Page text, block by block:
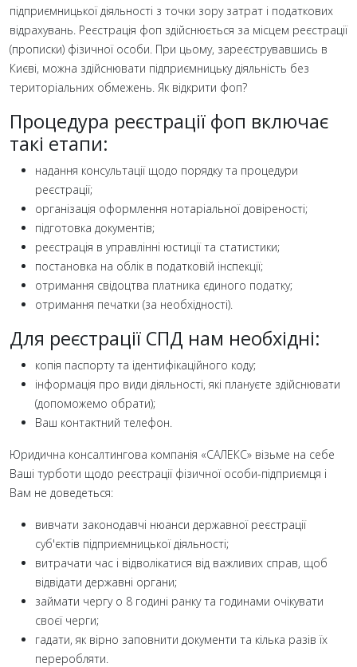
підприємницької діяльності з точки зору затрат і податкових
відрахувань. Реєстрація фоп здійснюється за місцем реєстрації
(прописки) фізичної особи. При цьому, зареєструвавшись в
Києві, можна здійснювати підприємницьку діяльність без
територіальних обмежень. Як відкрити фоп?
Процедура реєстрації фоп включає
такі етапи:
надання консультації щодо порядку та процедури
реєстрації;
організація оформлення нотаріальної довіреності;
підготовка документів;
реєстрація в управлінні юстиції та статистики;
постановка на облік в податковій інспекції;
отримання свідоцтва платника єдиного податку;
отримання печатки (за необхідності).
Для реєстрації СПД нам необхідні:
копія паспорту та ідентифікаційного коду;
інформація про види діяльності, які плануєте здійснювати
(допоможемо обрати);
Ваш контактний телефон.
Юридична консалтингова компанія «САЛЕКС» візьме на себе
Ваші турботи щодо реєстрації фізичної особи-підприємця і
Вам не доведеться:
вивчати законодавчі нюанси державної реєстрації
суб'єктів підприємницької діяльності;
витрачати час і відволікатися від важливих справ, щоб
відвідати державні органи;
займати чергу о 8 годині ранку та годинами очікувати
своєї черги;
гадати, як вірно заповнити документи та кілька разів їх
переробляти.